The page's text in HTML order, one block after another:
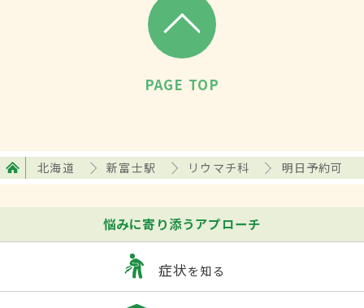
PAGE TOP
北海道 新富士駅 リウマチ科 明日予約可
悩みに寄り添うアプローチ
症状を知る